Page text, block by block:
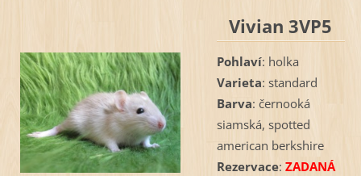
Vivian 3VP5
Pohlaví: holka
Varieta: standard
Barva: černooká
siamská, spotted
american berkshire
Rezervace: ZADANÁ